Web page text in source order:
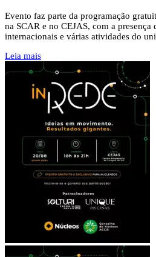
Evento faz parte da programação
na SCAR e no CEJAS, com a presença
internacionais e várias atividades do
Leia mais